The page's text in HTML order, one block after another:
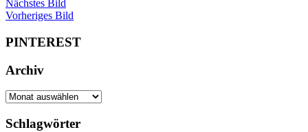
Nächstes Bild
Vorheriges Bild
PINTEREST
Archiv
Archiv
Schlagwörter